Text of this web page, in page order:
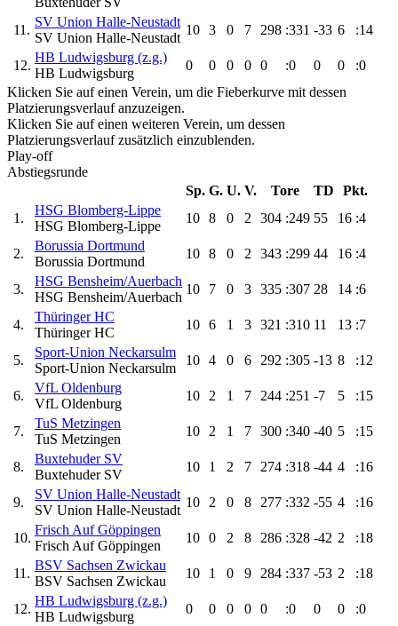
11.
SV Union Halle-Neustadt
SV Union Halle-Neustadt
10 3 0 7 298 :331 -33 6 :14
12.
HB Ludwigsburg (z.g.)
HB Ludwigsburg
0 0 0 0 0 :0 0 0
:0
Klicken Sie auf einen Verein, um die Fieberkurve mit dessen
Platzierungsverlauf anzuzeigen.
Klicken Sie auf einen weiteren Verein, um dessen
Platzierungsverlauf zusätzlich einzublenden.
Play-off
Abstiegsrunde
Sp. G. U. V. Tore TD
Pkt.
1.
HSG Blomberg-Lippe
HSG Blomberg-Lippe
10 8 0 2 304 :249 55 16 :4
2.
Borussia Dortmund
Borussia Dortmund
10 8 0 2 343 :299 44 16 :4
3.
HSG Bensheim/Auerbach
HSG Bensheim/Auerbach
10 7 0 3 335 :307 28 14 :6
4.
Thüringer HC
Thüringer HC
10 6 1 3 321 :310 11 13 :7
5.
Sport-Union Neckarsulm
Sport-Union Neckarsulm
10 4 0 6 292 :305 -13 8 :12
6.
VfL Oldenburg
VfL Oldenburg
10 2 1 7 244 :251 -7 5 :15
7.
TuS Metzingen
TuS Metzingen
10 2 1 7 300 :340 -40 5 :15
8.
Buxtehuder SV
Buxtehuder SV
10 1 2 7 274 :318 -44 4 :16
9.
SV Union Halle-Neustadt
SV Union Halle-Neustadt
10 2 0 8 277 :332 -55 4 :16
10.
Frisch Auf Göppingen
Frisch Auf Göppingen
10 0 2 8 286 :328 -42 2 :18
11.
BSV Sachsen Zwickau
BSV Sachsen Zwickau
10 1 0 9 284 :337 -53 2 :18
12.
HB Ludwigsburg (z.g.)
HB Ludwigsburg
0 0 0 0 0 :0 0 0
:0